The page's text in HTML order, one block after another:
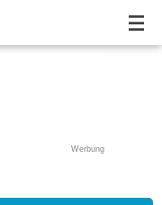
Werbung